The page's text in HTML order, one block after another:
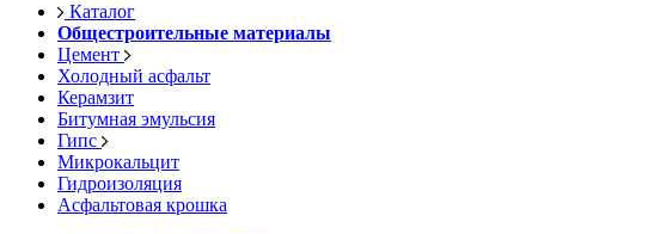
Каталог
Общестроительные материалы
Цемент
Холодный асфальт
Керамзит
Битумная эмульсия
Гипс
Микрокальцит
Гидроизоляция
Асфальтовая крошка